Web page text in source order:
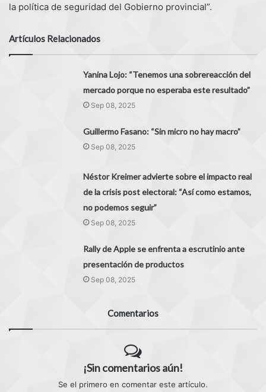
la política de seguridad del Gobierno provincial”.
Artículos Relacionados
Yanina Lojo: “Tenemos una sobrereacción del
mercado porque no esperaba este resultado”
Sep 08, 2025
Guillermo Fasano: “Sin micro no hay macro”
Sep 08, 2025
Néstor Kreimer advierte sobre el impacto real
de la crisis post electoral: “Así como estamos,
no podemos seguir”
Sep 08, 2025
Rally de Apple se enfrenta a escrutinio ante
presentación de productos
Sep 08, 2025
Comentarios
¡Sin comentarios aún!
Se el primero en comentar este artículo.